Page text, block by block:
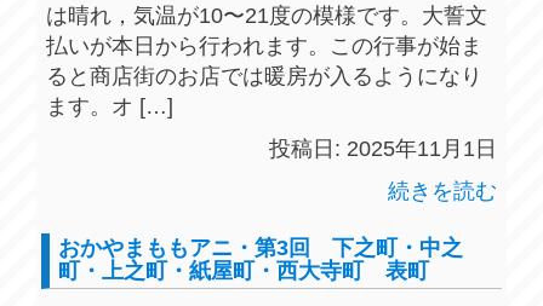
は晴れ，気温が10〜21度の模様です。大誓文
払いが本日から行われます。この行事が始ま
ると商店街のお店では暖房が入るようになり
ます。オ […]
投稿日: 2025年11月1日
続きを読む
おかやまももアニ・第3回 下之町・中之
町・上之町・紙屋町・西大寺町 表町